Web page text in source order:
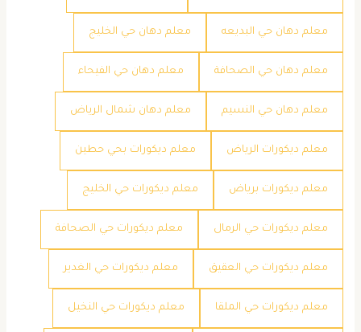
معلم دهان حي البديعه معلم دهان حي الخليج
معلم دهان حي الصحافة معلم دهان حي الفيحاء
معلم دهان حي النسيم معلم دهان شمال الرياض
معلم ديكورات الرياض معلم ديكورات بحي حطين
معلم ديكورات برياض معلم ديكورات حي الخليج
معلم ديكورات حي الرمال معلم ديكورات حي الصحافة
معلم ديكورات حي العقيق معلم ديكورات حي الغدير
معلم ديكورات حي الملقا معلم ديكورات حي النخيل